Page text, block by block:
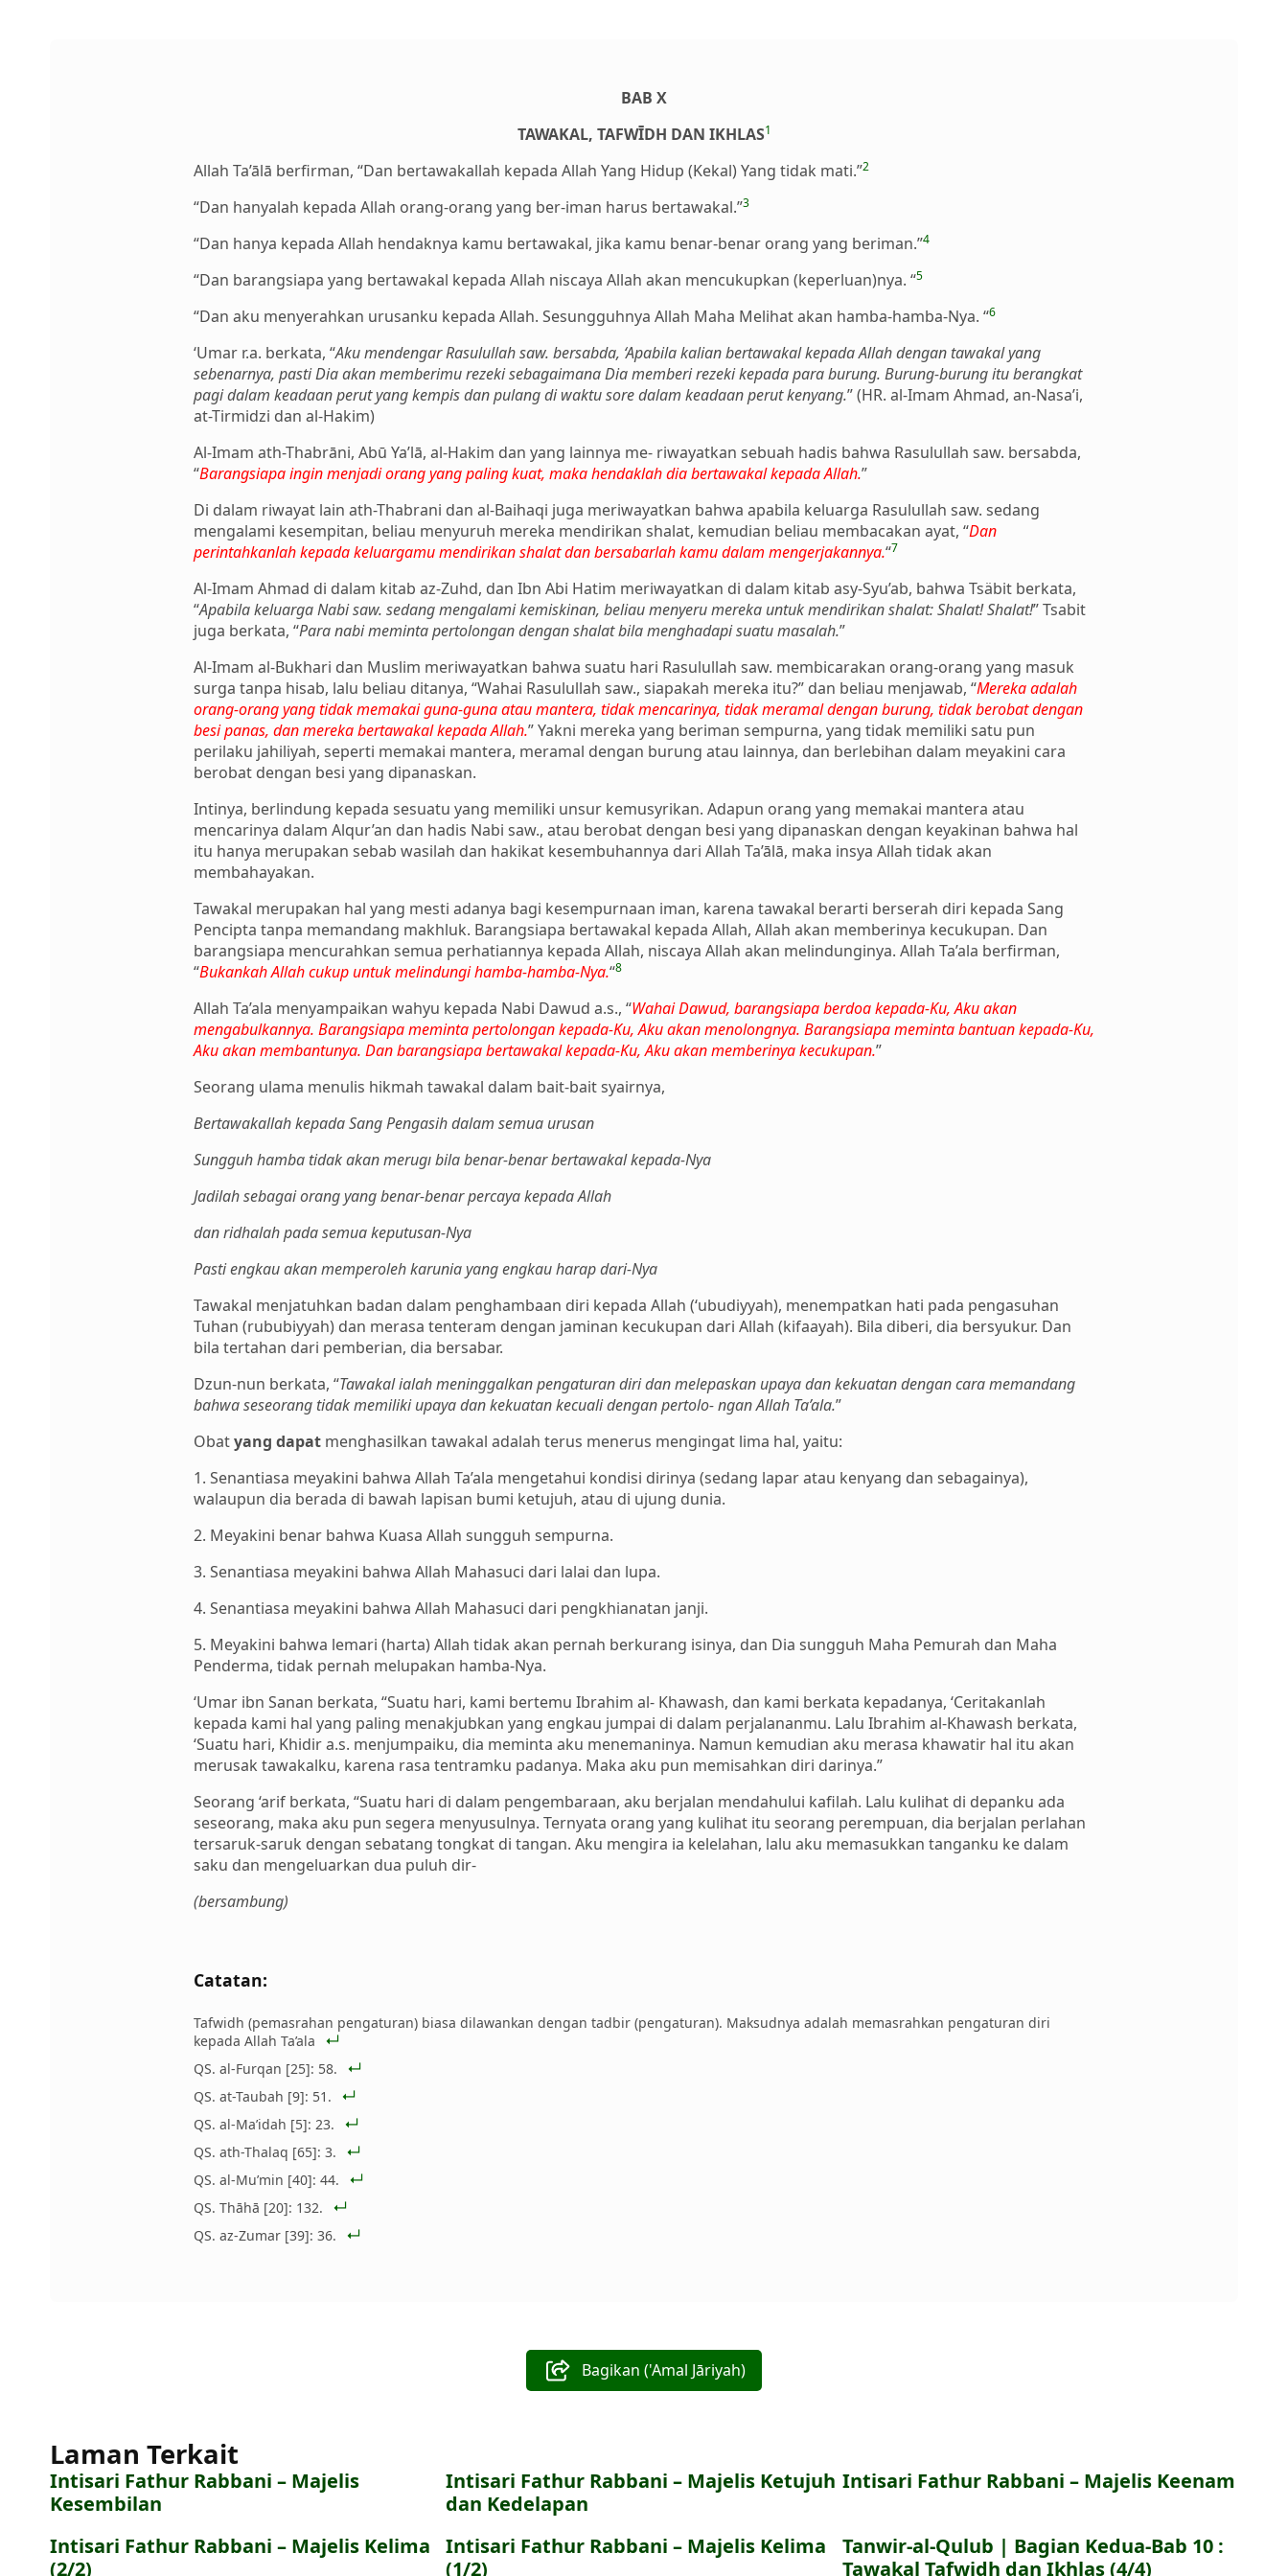
BAB X
TAWAKAL, TAFWĪDH DAN IKHLAS1
Allah Ta’ālā berfirman, “Dan bertawakallah kepada Allah Yang Hidup (Kekal) Yang tidak mati.”2
“Dan hanyalah kepada Allah orang-orang yang ber-iman harus bertawakal.”3
“Dan hanya kepada Allah hendaknya kamu bertawakal, jika kamu benar-benar orang yang beriman.”4
“Dan barangsiapa yang bertawakal kepada Allah niscaya Allah akan mencukupkan (keperluan)nya. “5
“Dan aku menyerahkan urusanku kepada Allah. Sesungguhnya Allah Maha Melihat akan hamba-hamba-Nya. “6
‘Umar r.a. berkata, “Aku mendengar Rasulullah saw. bersabda, ‘Apabila kalian bertawakal kepada Allah dengan tawakal yang
sebenarnya, pasti Dia akan memberimu rezeki sebagaimana Dia memberi rezeki kepada para burung. Burung-burung itu berangkat
pagi dalam keadaan perut yang kempis dan pulang di waktu sore dalam keadaan perut kenyang.” (HR. al-Imam Ahmad, an-Nasa’i,
at-Tirmidzi dan al-Hakim)
Al-Imam ath-Thabrāni, Abū Ya’lā, al-Hakim dan yang lainnya me- riwayatkan sebuah hadis bahwa Rasulullah saw. bersabda,
“Barangsiapa ingin menjadi orang yang paling kuat, maka hendaklah dia bertawakal kepada Allah.”
Di dalam riwayat lain ath-Thabrani dan al-Baihaqi juga meriwayatkan bahwa apabila keluarga Rasulullah saw. sedang
mengalami kesempitan, beliau menyuruh mereka mendirikan shalat, kemudian beliau membacakan ayat, “Dan
perintahkanlah kepada keluargamu mendirikan shalat dan bersabarlah kamu dalam mengerjakannya.“7
Al-Imam Ahmad di dalam kitab az-Zuhd, dan Ibn Abi Hatim meriwayatkan di dalam kitab asy-Syu’ab, bahwa Tsäbit berkata,
“Apabila keluarga Nabi saw. sedang mengalami kemiskinan, beliau menyeru mereka untuk mendirikan shalat: Shalat! Shalat!” Tsabit
juga berkata, “Para nabi meminta pertolongan dengan shalat bila menghadapi suatu masalah.”
Al-Imam al-Bukhari dan Muslim meriwayatkan bahwa suatu hari Rasulullah saw. membicarakan orang-orang yang masuk
surga tanpa hisab, lalu beliau ditanya, “Wahai Rasulullah saw., siapakah mereka itu?” dan beliau menjawab, “Mereka adalah
orang-orang yang tidak memakai guna-guna atau mantera, tidak mencarinya, tidak meramal dengan burung, tidak berobat dengan
besi panas, dan mereka bertawakal kepada Allah.” Yakni mereka yang beriman sempurna, yang tidak memiliki satu pun
perilaku jahiliyah, seperti memakai mantera, meramal dengan burung atau lainnya, dan berlebihan dalam meyakini cara
berobat dengan besi yang dipanaskan.
Intinya, berlindung kepada sesuatu yang memiliki unsur kemusyrikan. Adapun orang yang memakai mantera atau
mencarinya dalam Alqur’an dan hadis Nabi saw., atau berobat dengan besi yang dipanaskan dengan keyakinan bahwa hal
itu hanya merupakan sebab wasilah dan hakikat kesembuhannya dari Allah Ta’ālā, maka insya Allah tidak akan
membahayakan.
Tawakal merupakan hal yang mesti adanya bagi kesempurnaan iman, karena tawakal berarti berserah diri kepada Sang
Pencipta tanpa memandang makhluk. Barangsiapa bertawakal kepada Allah, Allah akan memberinya kecukupan. Dan
barangsiapa mencurahkan semua perhatiannya kepada Allah, niscaya Allah akan melindunginya. Allah Ta’ala berfirman,
“Bukankah Allah cukup untuk melindungi hamba-hamba-Nya.“8
Allah Ta’ala menyampaikan wahyu kepada Nabi Dawud a.s., “Wahai Dawud, barangsiapa berdoa kepada-Ku, Aku akan
mengabulkannya. Barangsiapa meminta pertolongan kepada-Ku, Aku akan menolongnya. Barangsiapa meminta bantuan kepada-Ku,
Aku akan membantunya. Dan barangsiapa bertawakal kepada-Ku, Aku akan memberinya kecukupan.”
Seorang ulama menulis hikmah tawakal dalam bait-bait syairnya,
Bertawakallah kepada Sang Pengasih dalam semua urusan
Sungguh hamba tidak akan merugı bila benar-benar bertawakal kepada-Nya
Jadilah sebagai orang yang benar-benar percaya kepada Allah
dan ridhalah pada semua keputusan-Nya
Pasti engkau akan memperoleh karunia yang engkau harap dari-Nya
Tawakal menjatuhkan badan dalam penghambaan diri kepada Allah (‘ubudiyyah), menempatkan hati pada pengasuhan
Tuhan (rububiyyah) dan merasa tenteram dengan jaminan kecukupan dari Allah (kifaayah). Bila diberi, dia bersyukur. Dan
bila tertahan dari pemberian, dia bersabar.
Dzun-nun berkata, “Tawakal ialah meninggalkan pengaturan diri dan melepaskan upaya dan kekuatan dengan cara memandang
bahwa seseorang tidak memiliki upaya dan kekuatan kecuali dengan pertolo- ngan Allah Ta’ala.”
Obatyang dapat menghasilkan tawakal adalah terus menerus mengingat lima hal, yaitu:
1. Senantiasa meyakini bahwa Allah Ta’ala mengetahui kondisi dirinya (sedang lapar atau kenyang dan sebagainya),
walaupun dia berada di bawah lapisan bumi ketujuh, atau di ujung dunia.
2. Meyakini benar bahwa Kuasa Allah sungguh sempurna.
3. Senantiasa meyakini bahwa Allah Mahasuci dari lalai dan lupa.
4. Senantiasa meyakini bahwa Allah Mahasuci dari pengkhianatan janji.
5. Meyakini bahwa lemari (harta) Allah tidak akan pernah berkurang isinya, dan Dia sungguh Maha Pemurah dan Maha
Penderma, tidak pernah melupakan hamba-Nya.
‘Umar ibn Sanan berkata, “Suatu hari, kami bertemu Ibrahim al- Khawash, dan kami berkata kepadanya, ‘Ceritakanlah
kepada kami hal yang paling menakjubkan yang engkau jumpai di dalam perjalananmu. Lalu Ibrahim al-Khawash berkata,
‘Suatu hari, Khidir a.s. menjumpaiku, dia meminta aku menemaninya. Namun kemudian aku merasa khawatir hal itu akan
merusak tawakalku, karena rasa tentramku padanya. Maka aku pun memisahkan diri darinya.”
Seorang ‘arif berkata, “Suatu hari di dalam pengembaraan, aku berjalan mendahului kafilah. Lalu kulihat di depanku ada
seseorang, maka aku pun segera menyusulnya. Ternyata orang yang kulihat itu seorang perempuan, dia berjalan perlahan
tersaruk-saruk dengan sebatang tongkat di tangan. Aku mengira ia kelelahan, lalu aku memasukkan tanganku ke dalam
saku dan mengeluarkan dua puluh dir-
(bersambung)
Catatan:
Tafwidh (pemasrahan pengaturan) biasa dilawankan dengan tadbir (pengaturan). Maksudnya adalah memasrahkan pengaturan diri
kepada Allah Ta’ala
QS. al-Furqan [25]: 58.
QS. at-Taubah [9]: 51.
QS. al-Ma’idah [5]: 23.
QS. ath-Thalaq [65]: 3.
QS. al-Mu’min [40]: 44.
QS. Thāhā [20]: 132.
QS. az-Zumar [39]: 36.
Bagikan ('Amal Jāriyah)
Laman Terkait
Intisari Fathur Rabbani – Majelis
Kesembilan
Intisari Fathur Rabbani – Majelis Ketujuh
dan Kedelapan
Intisari Fathur Rabbani – Majelis Keenam
Intisari Fathur Rabbani – Majelis Kelima
(2/2)
Intisari Fathur Rabbani – Majelis Kelima
(1/2)
Tanwir-al-Qulub | Bagian Kedua-Bab 10 :
Tawakal Tafwidh dan Ikhlas (4/4)